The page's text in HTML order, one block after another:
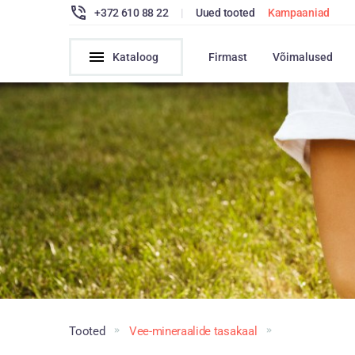
+372 610 88 22 | Uued tooted Kampaaniad
Kataloog Firmast Võimalused
Tooted Vee-mineraalide tasakaal